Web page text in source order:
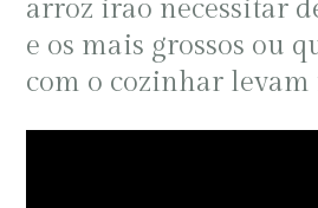
arroz irão necessitar
e os mais grossos ou
com o cozinhar levam